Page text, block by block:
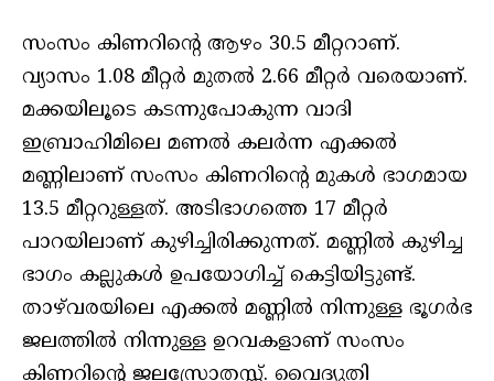
സംസം കിണറിന്റെ ആഴം 30.5 മീറ്ററാണ്.
വ്യാസം 1.08 മീറ്റര്‍ മുതല്‍ 2.66 മീറ്റര്‍ വരെയാണ്.
മക്കയിലൂടെ കടന്നുപോകുന്ന വാദി
ഇബ്രാഹിമിലെ മണല്‍ കലര്‍ന്ന എക്കല്‍
മണ്ണിലാണ് സംസം കിണറിന്റെ മുകള്‍ ഭാഗമായ
13.5 മീറ്ററുള്ളത്. അടിഭാഗത്തെ 17 മീറ്റര്‍
പാറയിലാണ് കുഴിച്ചിരിക്കുന്നത്. മണ്ണില്‍ കുഴിച്ച
ഭാഗം കല്ലുകള്‍ ഉപയോഗിച്ച് കെട്ടിയിട്ടുണ്ട്.
താഴ്‌വരയിലെ എക്കല്‍ മണ്ണില്‍ നിന്നുള്ള ഭൂഗര്‍ഭ
ജലത്തില്‍ നിന്നുള്ള ഉറവകളാണ് സംസം
കിണറിന്റെ ജലസ്രോതസ്സ്. വൈദ്യുതി